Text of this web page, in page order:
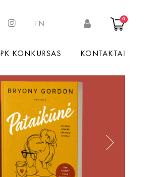
EN
0
PK KONKURSAS KONTAKTAI